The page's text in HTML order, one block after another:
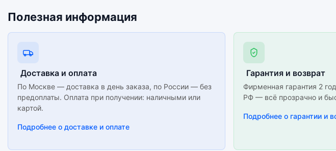
Полезная информация
Доставка и оплата
По Москве — доставка в день заказа, по России — без
предоплаты. Оплата при получении: наличными или
картой.
Подробнее о доставке и оплате
Гарантия и возврат
Фирменная гарантия 2
РФ — всё прозрачно и
Подробнее о гарантии и